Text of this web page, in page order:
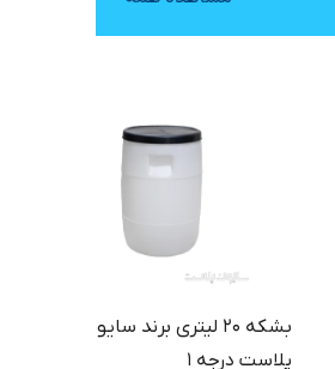
بشکه ۲۰ لیتری برند سایون
پلاست درجه ۱